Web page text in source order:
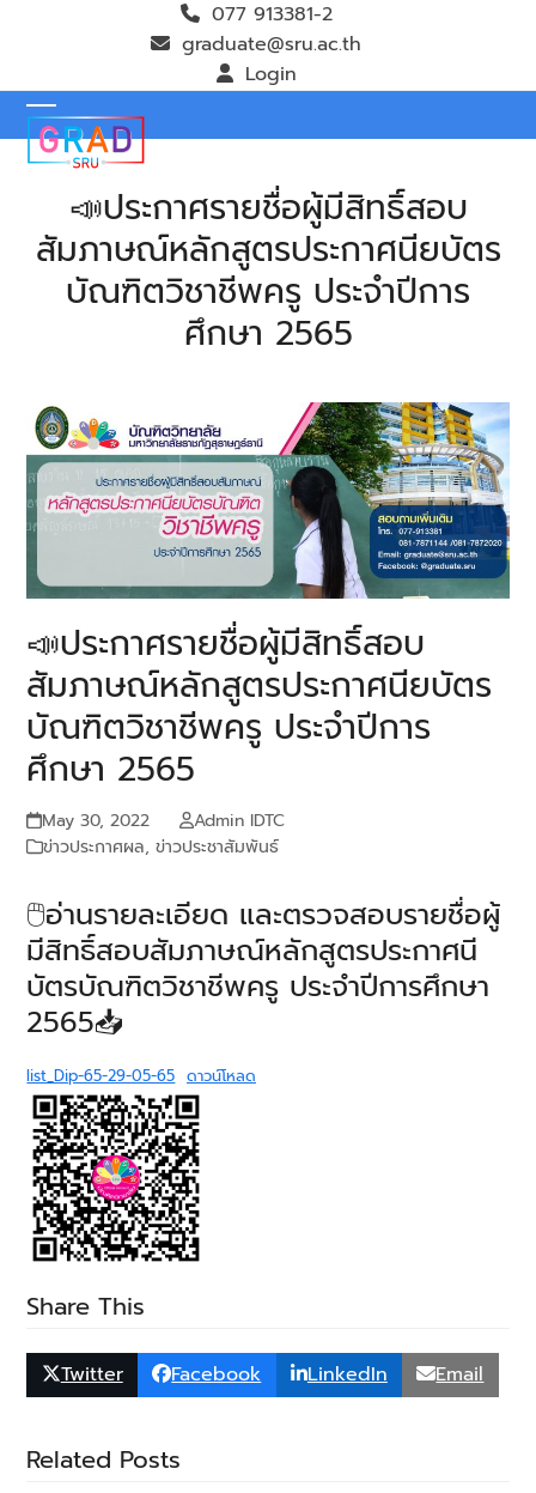
077 913381-2
graduate@sru.ac.th
Login
Open
mobile
menu
Close
mobile
menu📣ประกาศรายชื่อผู้มีสิทธิ์สอบ
สัมภาษณ์หลักสูตรประกาศนียบัตร
บัณฑิตวิชาชีพครู ประจำปีการ
ศึกษา 2565
📣ประกาศรายชื่อผู้มีสิทธิ์สอบ
สัมภาษณ์หลักสูตรประกาศนียบัตร
บัณฑิตวิชาชีพครู ประจำปีการ
ศึกษา 2565
May 30, 2022
Admin IDTC
ข่าวประกาศผล,ข่าวประชาสัมพันธ์
🖱️อ่านรายละเอียด และตรวจสอบรายชื่อผู้
มีสิทธิ์สอบสัมภาษณ์หลักสูตรประกาศนี
บัตรบัณฑิตวิชาชีพครู ประจำปีการศึกษา
2565📥
list_Dip-65-29-05-65 ดาวน์โหลด
Share This
Twitter Facebook LinkedIn Email
Related Posts